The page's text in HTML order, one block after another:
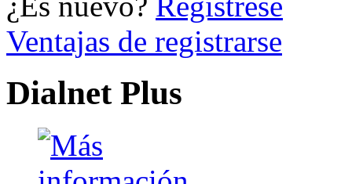
Ventajas de registrarse
Dialnet Plus